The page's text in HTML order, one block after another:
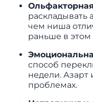
раскладывать
чем ниша
раньше в этом
способ
недели. Азарт
проблемах.